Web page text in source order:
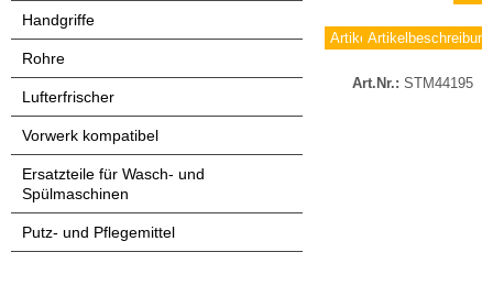
Artikelnummer
Artikelbeschreibung
Art.Nr.: STM44195
Handgriffe
Rohre
Lufterfrischer
Vorwerk kompatibel
Ersatzteile für Wasch- und
Spülmaschinen
Putz- und Pflegemittel